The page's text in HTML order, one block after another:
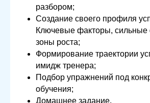
разбором;
Создание своего профиля
Ключевые факторы, сильные
зоны роста;
Формирование траектории
имидж тренера;
Подбор упражнений под
обучения;
Домашнее задание.